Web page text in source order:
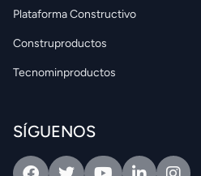
Plataforma Constructivo
Construproductos
Tecnominproductos
SÍGUENOS
FacebookTwitterYoutubeLinkedinIntagram